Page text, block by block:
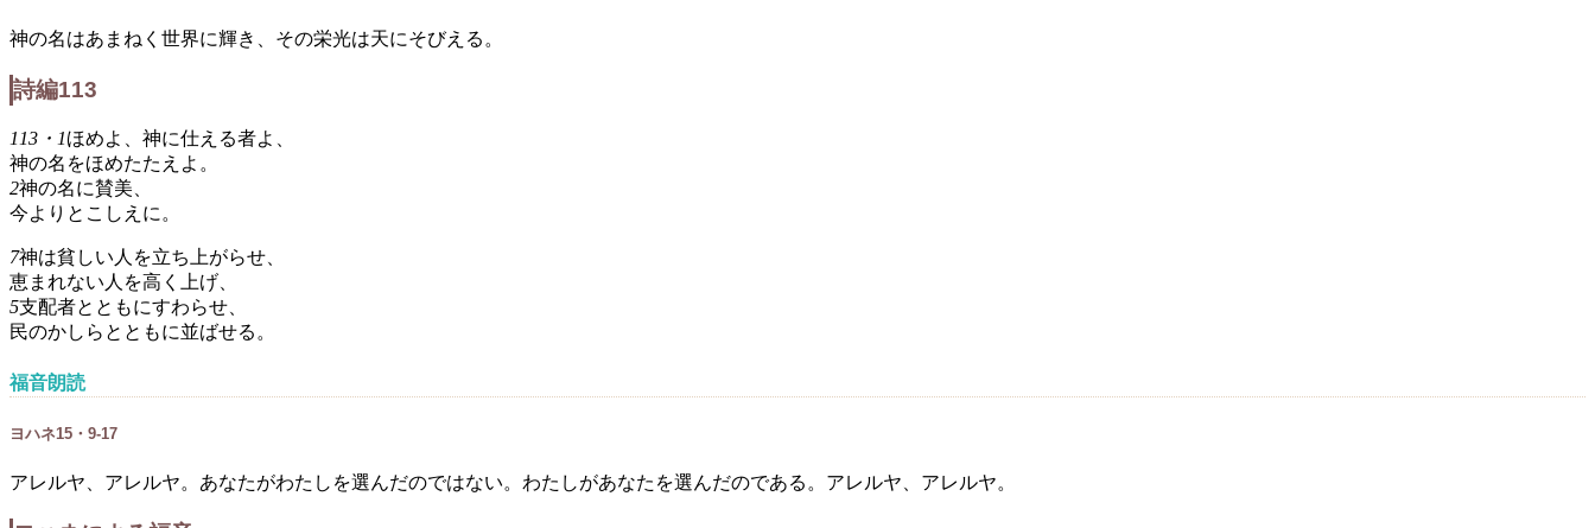
神の名はあまねく世界に輝き、その栄光は天にそびえる。
詩編113
113・1ほめよ、神に仕える者よ、
神の名をほめたたえよ。
2神の名に賛美、
今よりとこしえに。
7神は貧しい人を立ち上がらせ、
恵まれない人を高く上げ、
5支配者とともにすわらせ、
民のかしらとともに並ばせる。
福音朗読
ヨハネ15・9-17
アレルヤ、アレルヤ。あなたがわたしを選んだのではない。わたしがあなたを選んだのである。アレルヤ、アレルヤ。